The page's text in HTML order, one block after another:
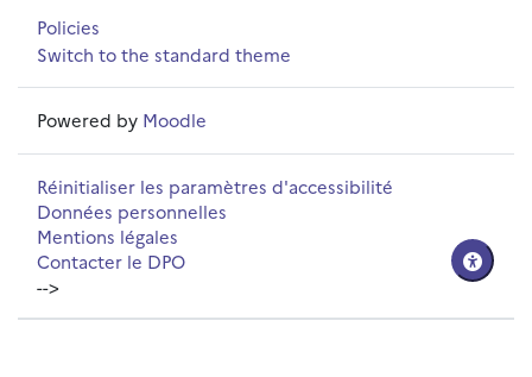
Policies
Switch to the standard theme
Powered by Moodle
Réinitialiser les paramètres d'accessibilité
Données personnelles
Mentions légales
Contacter le DPO
-->